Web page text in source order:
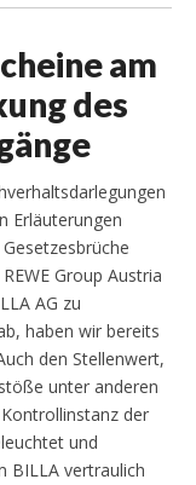
am
des
Erläuterungen
Group Austria
AG zu
haben wir bereits
den Stellenwert,
unter anderen
der
und
BILLA vertraulich